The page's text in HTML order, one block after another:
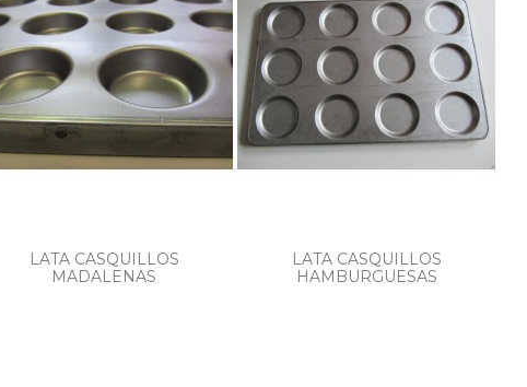
LATA CASQUILLOS
MADALENAS
LATA CASQUILLOS
HAMBURGUESAS